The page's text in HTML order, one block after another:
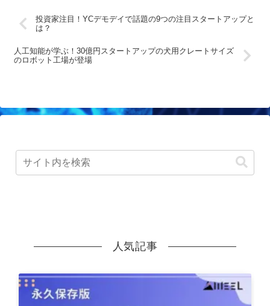
投資家注目！YCデモデイで話題の9つの注目スタートアップと
は？
人工知能が学ぶ！30億円スタートアップの犬用クレートサイズ
のロボット工場が登場
人気記事